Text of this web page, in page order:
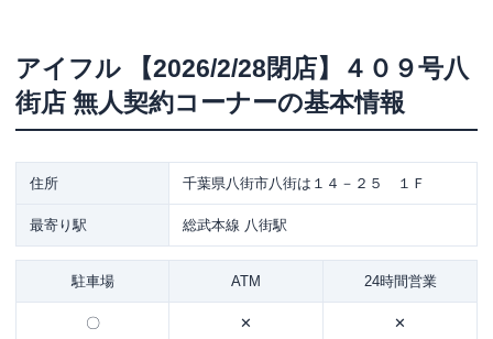
アイフル
【2026/2/28閉店】４０９号八
街店 無人契約コーナーの基本情報
住所 千葉県八街市八街は１４－２５ １Ｆ
最寄り駅 総武本線 八街駅
駐車場 ATM 24時間営業
〇 ✕ ✕